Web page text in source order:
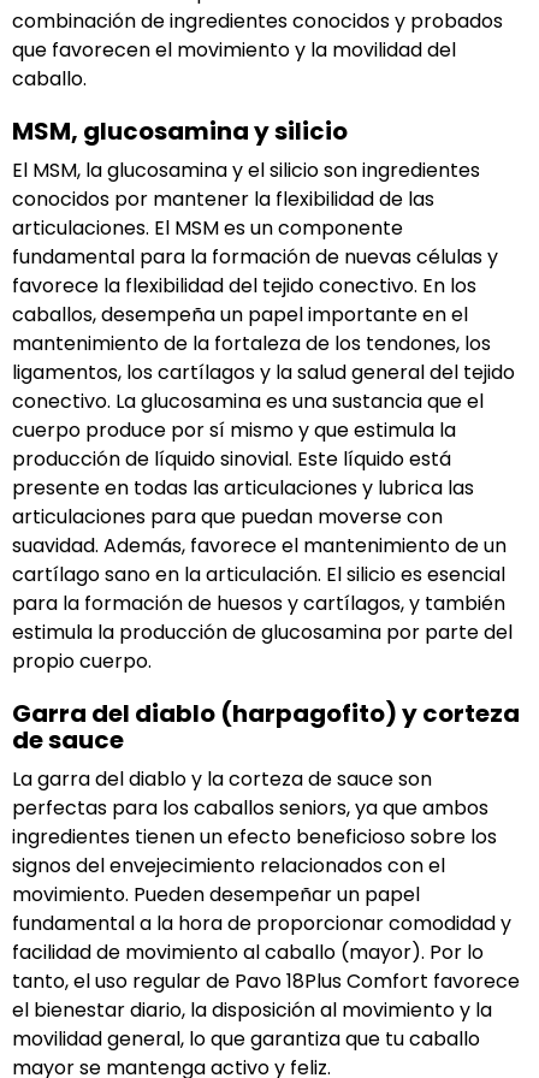
combinación de ingredientes conocidos y probados
que favorecen el movimiento y la movilidad del
caballo.
MSM, glucosamina y silicio
El MSM, la glucosamina y el silicio son ingredientes
conocidos por mantener la flexibilidad de las
articulaciones. El MSM es un componente
fundamental para la formación de nuevas células y
favorece la flexibilidad del tejido conectivo. En los
caballos, desempeña un papel importante en el
mantenimiento de la fortaleza de los tendones, los
ligamentos, los cartílagos y la salud general del tejido
conectivo. La glucosamina es una sustancia que el
cuerpo produce por sí mismo y que estimula la
producción de líquido sinovial. Este líquido está
presente en todas las articulaciones y lubrica las
articulaciones para que puedan moverse con
suavidad. Además, favorece el mantenimiento de un
cartílago sano en la articulación. El silicio es esencial
para la formación de huesos y cartílagos, y también
estimula la producción de glucosamina por parte del
propio cuerpo.
Garra del diablo (harpagofito) y corteza
de sauce
La garra del diablo y la corteza de sauce son
perfectas para los caballos seniors, ya que ambos
ingredientes tienen un efecto beneficioso sobre los
signos del envejecimiento relacionados con el
movimiento. Pueden desempeñar un papel
fundamental a la hora de proporcionar comodidad y
facilidad de movimiento al caballo (mayor). Por lo
tanto, el uso regular de Pavo 18Plus Comfort favorece
el bienestar diario, la disposición al movimiento y la
movilidad general, lo que garantiza que tu caballo
mayor se mantenga activo y feliz.